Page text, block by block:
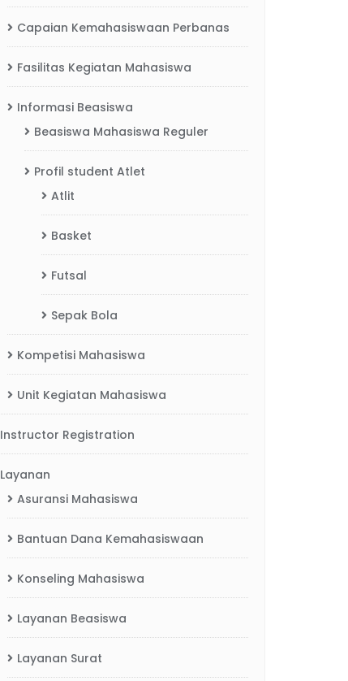
Capaian Kemahasiswaan Perbanas
Fasilitas Kegiatan Mahasiswa
Informasi Beasiswa
Beasiswa Mahasiswa Reguler
Profil student Atlet
Atlit
Basket
Futsal
Sepak Bola
Kompetisi Mahasiswa
Unit Kegiatan Mahasiswa
Instructor Registration
Layanan
Asuransi Mahasiswa
Bantuan Dana Kemahasiswaan
Konseling Mahasiswa
Layanan Beasiswa
Layanan Surat